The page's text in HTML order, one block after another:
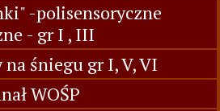
-polisensoryczne
- gr I , III
śniegu gr I, V, VI
WOŚP